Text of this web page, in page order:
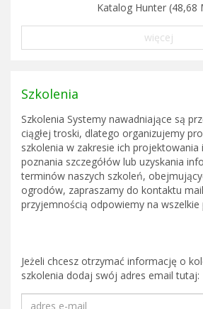
Katalog Hunter (48,68
więcej
Szkolenia
Szkolenia Systemy nawadniające są
ciągłej troski, dlatego organizujemy
szkolenia w zakresie ich projektowania
poznania szczegółów lub uzyskania
terminów naszych szkoleń,
ogrodów, zapraszamy do kontaktu
przyjemnością odpowiemy na wszelkie
Jeżeli chcesz otrzymać informację o
szkolenia dodaj swój adres email tutaj: